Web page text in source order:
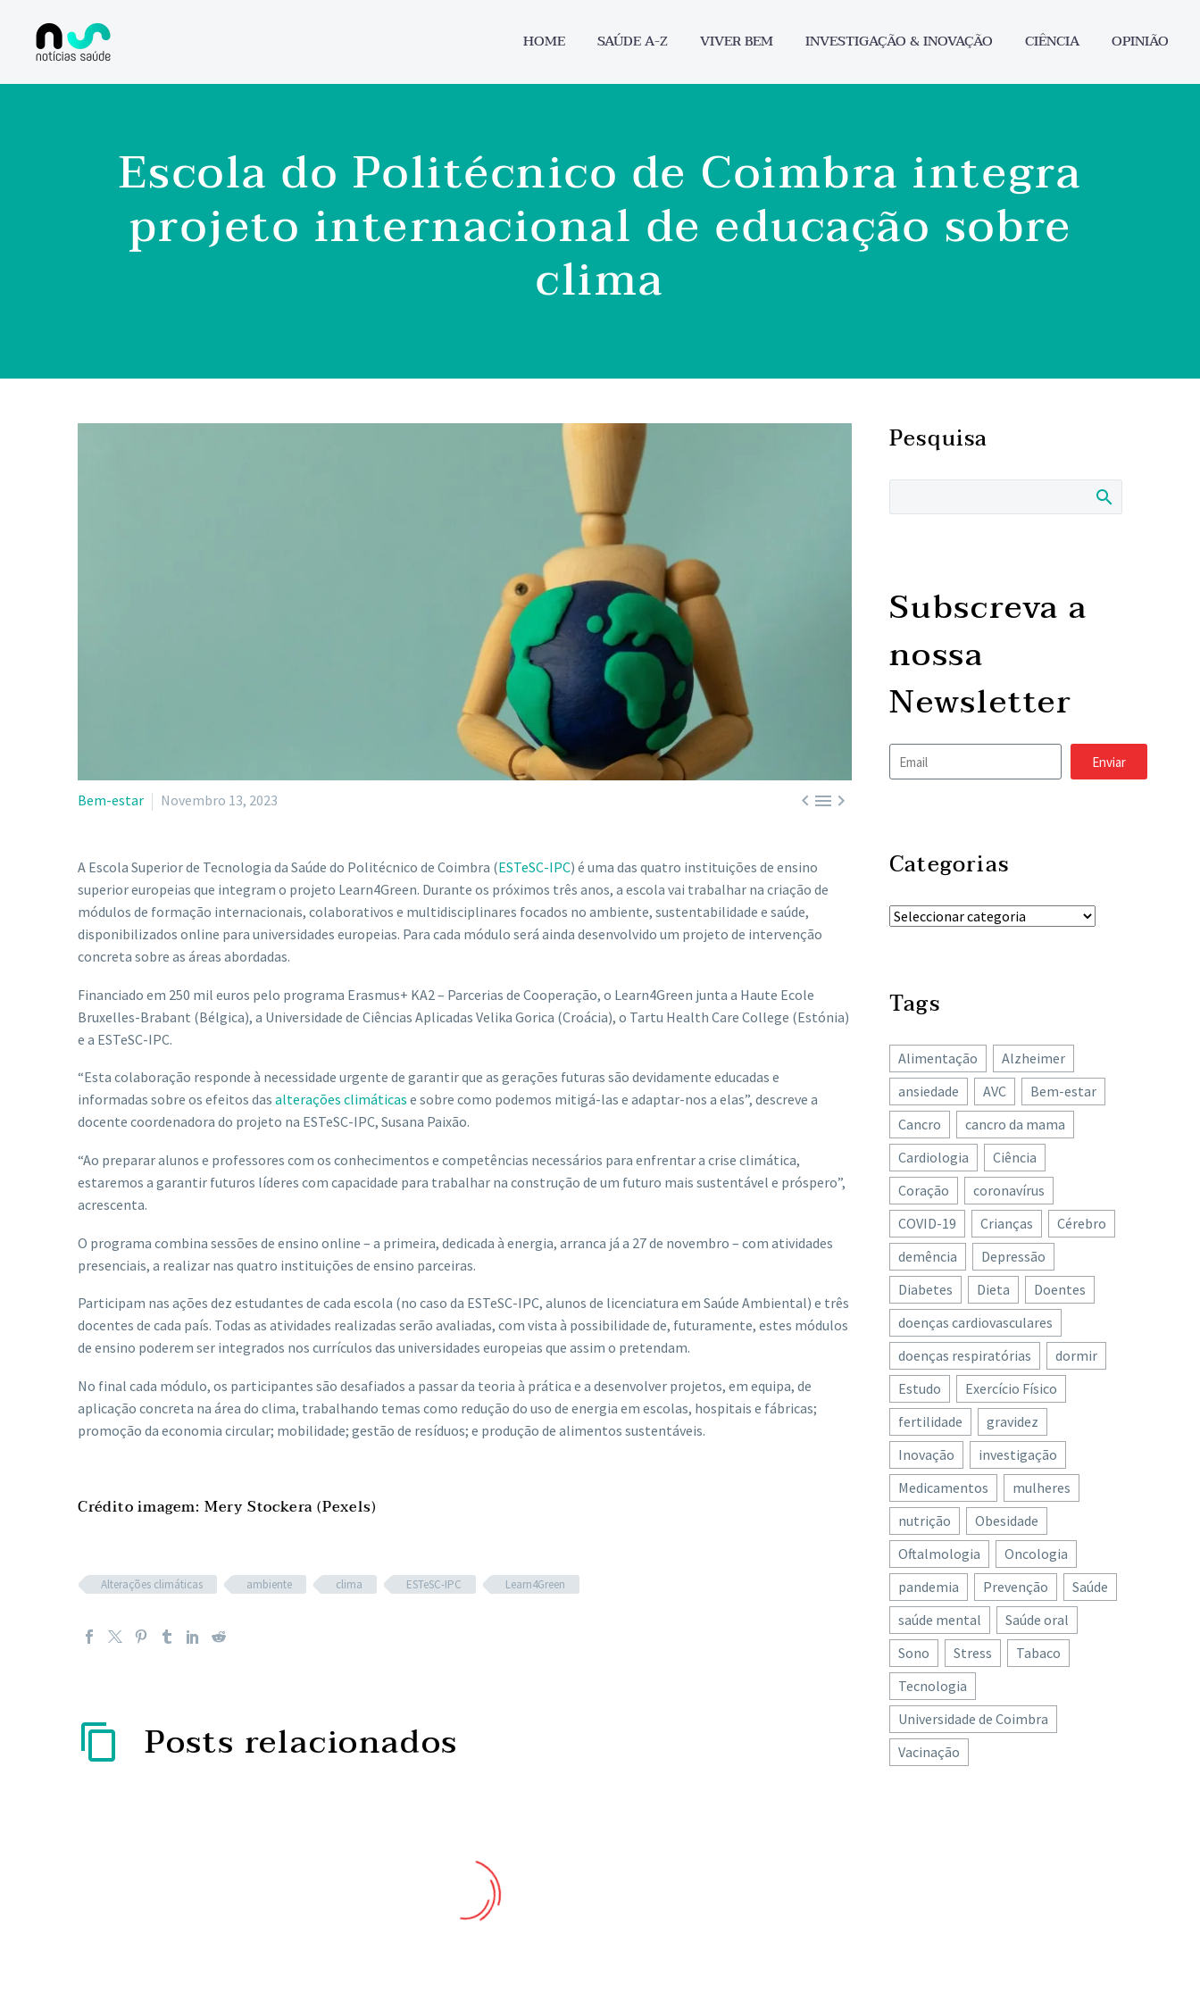
HOME SAÚDE A-Z VIVER BEM INVESTIGAÇÃO & INOVAÇÃO CIÊNCIA OPINIÃO
Escola do Politécnico de Coimbra integra
projeto internacional de educação sobre
clima

Bem-estar Novembro 13, 2023
A Escola Superior de Tecnologia da Saúde do Politécnico de Coimbra (ESTeSC-IPC) é uma das quatro instituições de ensino
superior europeias que integram o projeto Learn4Green. Durante os próximos três anos, a escola vai trabalhar na criação de
módulos de formação internacionais, colaborativos e multidisciplinares focados no ambiente, sustentabilidade e saúde,
disponibilizados online para universidades europeias. Para cada módulo será ainda desenvolvido um projeto de intervenção
concreta sobre as áreas abordadas.
Financiado em 250 mil euros pelo programa Erasmus+ KA2 – Parcerias de Cooperação, o Learn4Green junta a Haute Ecole
Bruxelles-Brabant (Bélgica), a Universidade de Ciências Aplicadas Velika Gorica (Croácia), o Tartu Health Care College (Estónia)
e a ESTeSC-IPC.
“Esta colaboração responde à necessidade urgente de garantir que as gerações futuras são devidamente educadas e
informadas sobre os efeitos das alterações climáticas e sobre como podemos mitigá-las e adaptar-nos a elas”, descreve a
docente coordenadora do projeto na ESTeSC-IPC, Susana Paixão.
“Ao preparar alunos e professores com os conhecimentos e competências necessários para enfrentar a crise climática,
estaremos a garantir futuros líderes com capacidade para trabalhar na construção de um futuro mais sustentável e próspero”,
acrescenta.
O programa combina sessões de ensino online – a primeira, dedicada à energia, arranca já a 27 de novembro – com atividades
presenciais, a realizar nas quatro instituições de ensino parceiras.
Participam nas ações dez estudantes de cada escola (no caso da ESTeSC-IPC, alunos de licenciatura em Saúde Ambiental) e três
docentes de cada país. Todas as atividades realizadas serão avaliadas, com vista à possibilidade de, futuramente, estes módulos
de ensino poderem ser integrados nos currículos das universidades europeias que assim o pretendam.
No final cada módulo, os participantes são desafiados a passar da teoria à prática e a desenvolver projetos, em equipa, de
aplicação concreta na área do clima, trabalhando temas como redução do uso de energia em escolas, hospitais e fábricas;
promoção da economia circular; mobilidade; gestão de resíduos; e produção de alimentos sustentáveis.
Crédito imagem: Mery Stockera (Pexels)
Alterações climáticas ambiente clima ESTeSC-IPC Learn4Green
Posts relacionados
Pesquisa
Subscreva a
nossa
Newsletter
Enviar
Categorias
Tags
Alimentação
Alzheimer
ansiedade
AVC
Bem-estar
Cancro
cancro da mama
Cardiologia
Ciência
Coração
coronavírus
COVID-19
Crianças
Cérebro
demência
Depressão
Diabetes
Dieta
Doentes
doenças cardiovasculares
doenças respiratórias
dormir
Estudo
Exercício Físico
fertilidade
gravidez
Inovação
investigação
Medicamentos
mulheres
nutrição
Obesidade
Oftalmologia
Oncologia
pandemia
Prevenção
Saúde
saúde mental
Saúde oral
Sono
Stress
Tabaco
Tecnologia
Universidade de Coimbra
Vacinação